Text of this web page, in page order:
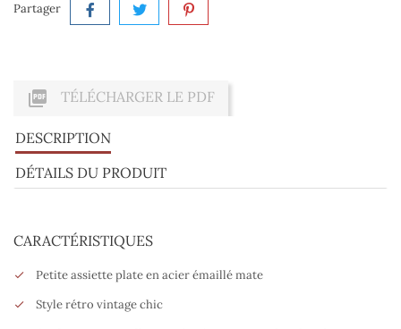
Partager
 TÉLÉCHARGER LE PDF
DESCRIPTION
DÉTAILS DU PRODUIT
CARACTÉRISTIQUES
Petite assiette plate en acier émaillé mate
Style rétro vintage chic